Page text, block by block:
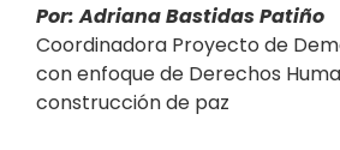
Por: Adriana Bastidas Patiño
Coordinadora Proyecto de
con enfoque de Derechos
construcción de paz